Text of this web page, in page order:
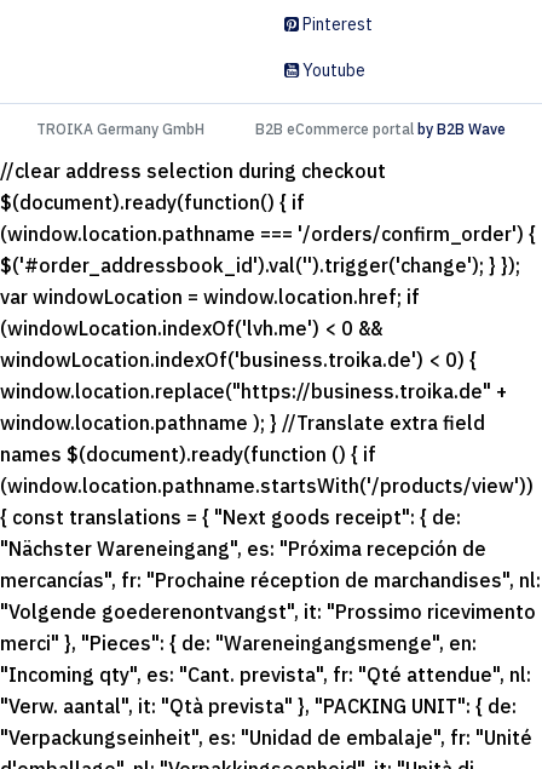
Pinterest
Youtube
TROIKA Germany GmbH B2B eCommerce portal by B2B Wave
//clear address selection during checkout
$(document).ready(function() { if
(window.location.pathname === '/orders/confirm_order') {
$('#order_addressbook_id').val('').trigger('change'); } });
var windowLocation = window.location.href; if
(windowLocation.indexOf('lvh.me') < 0 &&
windowLocation.indexOf('business.troika.de') < 0) {
window.location.replace("https://business.troika.de" +
window.location.pathname ); } //Translate extra field
names $(document).ready(function () { if
(window.location.pathname.startsWith('/products/view'))
{ const translations = { "Next goods receipt": { de:
"Nächster Wareneingang", es: "Próxima recepción de
mercancías", fr: "Prochaine réception de marchandises", nl:
"Volgende goederenontvangst", it: "Prossimo ricevimento
merci" }, "Pieces": { de: "Wareneingangsmenge", en:
"Incoming qty", es: "Cant. prevista", fr: "Qté attendue", nl:
"Verw. aantal", it: "Qtà prevista" }, "PACKING UNIT": { de:
"Verpackungseinheit", es: "Unidad de embalaje", fr: "Unité